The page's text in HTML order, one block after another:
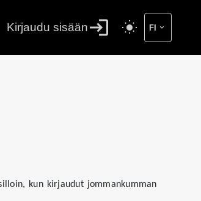
Kirjaudu sisään FI
kun kirjaudut jommankumman